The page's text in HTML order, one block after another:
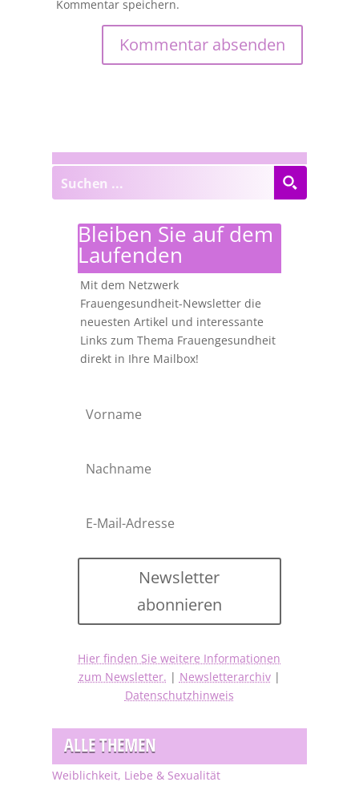
Kommentar speichern.
Bleiben Sie auf dem
Laufenden
Mit dem Netzwerk
Frauengesundheit-Newsletter die
neuesten Artikel und interessante
Links zum Thema Frauengesundheit
direkt in Ihre Mailbox!
Newsletter
abonnieren
Hier finden Sie weitere Informationen
zum Newsletter. | Newsletterarchiv|
Datenschutzhinweis
ALLE THEMEN
Weiblichkeit, Liebe & Sexualität